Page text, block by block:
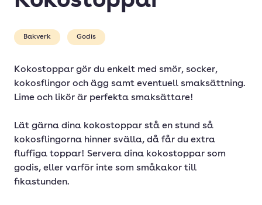
Bakverk Godis
Kokostoppar gör du enkelt med smör, socker,
kokosflingor och ägg samt eventuell smaksättning.
Lime och likör är perfekta smaksättare!
Lät gärna dina kokostoppar stå en stund så
kokosflingorna hinner svälla, då får du extra
fluffiga toppar! Servera dina kokostoppar som
godis, eller varför inte som småkakor till
fikastunden.